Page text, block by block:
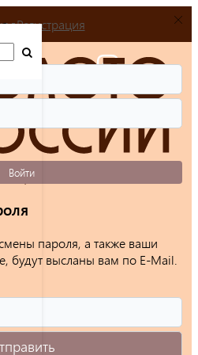
Регистрация
Войти
пароля, а также ваши
будут высланы вам по E-Mail.